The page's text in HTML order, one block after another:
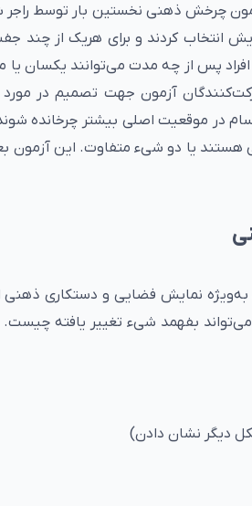
چرخش ذهنی نخستین بار توسط راجر
آزمایش انتخاب کردند و برای هریک از
پس از چه مدت می‌توانند یکسان
آزمون جهت تصمیم در مورد
در موقعیت اصلی بیشتر چرخانده
هستند یا دو شیء متفاوت. این آزمون
نمایش فضایی و دستکاری
بفهمد شیء تغییر یافته
دیگر نشان دادن)